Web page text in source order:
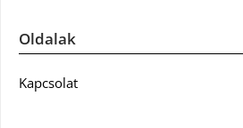
Oldalak
Kapcsolat